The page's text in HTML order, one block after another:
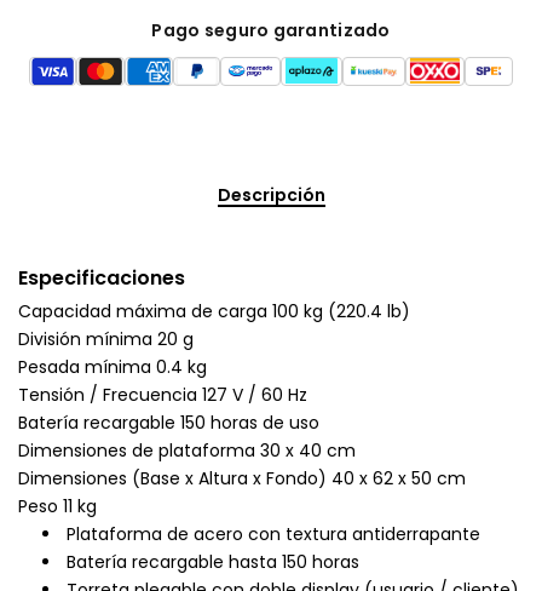
Pago seguro garantizado
Descripción
Especificaciones
Capacidad máxima de carga 100 kg (220.4 lb)
División mínima 20 g
Pesada mínima 0.4 kg
Tensión / Frecuencia 127 V / 60 Hz
Batería recargable 150 horas de uso
Dimensiones de plataforma 30 x 40 cm
Dimensiones (Base x Altura x Fondo) 40 x 62 x 50 cm
Peso 11 kg
Plataforma de acero con textura antiderrapante
Batería recargable hasta 150 horas